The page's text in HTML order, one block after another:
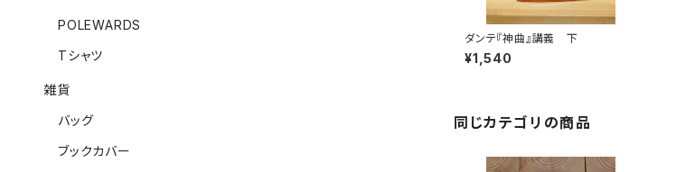
ダンテ『神曲』講義 下
¥1,540
同じカテゴリの商品
POLEWARDS
Tシャツ
雑貨
バッグ
ブックカバー